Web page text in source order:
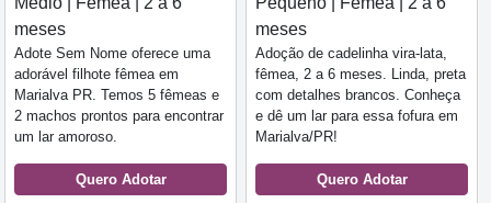
meses
Adote Sem Nome oferece uma
adorável filhote fêmea em
Marialva PR. Temos 5 fêmeas e
2 machos prontos para encontrar
um lar amoroso.
Quero Adotar
meses
Adoção de cadelinha vira-lata,
fêmea, 2 a 6 meses. Linda, preta
com detalhes brancos. Conheça
e dê um lar para essa fofura em
Marialva/PR!
Quero Adotar